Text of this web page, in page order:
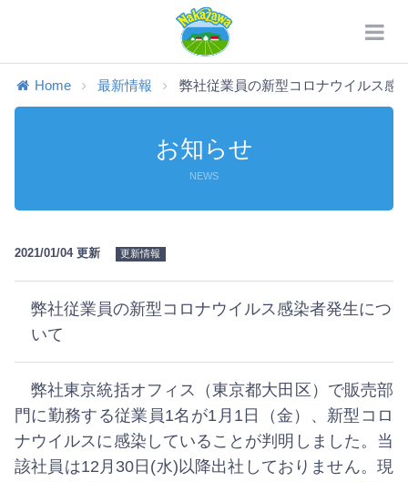
Home 最新情報 弊社従業員の新型コロナウイルス感
お知らせ
NEWS
2021/01/04 更新 更新情報
弊社従業員の新型コロナウイルス感染者発生につ
いて
弊社東京統括オフィス（東京都大田区）で販売部
門に勤務する従業員1名が1月1日（金）、新型コロ
ナウイルスに感染していることが判明しました。当
該社員は12月30日(水)以降出社しておりません。現